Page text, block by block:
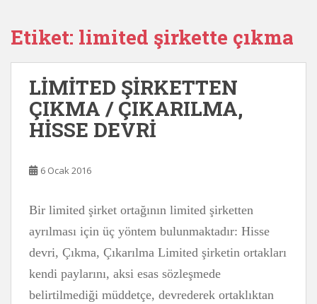
Etiket: limited şirkette çıkma
LİMİTED ŞİRKETTEN
ÇIKMA / ÇIKARILMA,
HİSSE DEVRİ
6 Ocak 2016
Bir limited şirket ortağının limited şirketten
ayrılması için üç yöntem bulunmaktadır: Hisse
devri, Çıkma, Çıkarılma Limited şirketin ortakları
kendi paylarını, aksi esas sözleşmede
belirtilmediği müddetçe, devrederek ortaklıktan